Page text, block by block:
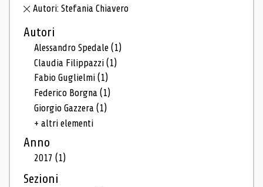
Autori: Stefania Chiavero
Autori
Alessandro Spedale(1)
Claudia Filippazzi(1)
Fabio Guglielmi(1)
Federico Borgna(1)
Giorgio Gazzera(1)
+ altri elementi
Anno
2017(1)
Sezioni